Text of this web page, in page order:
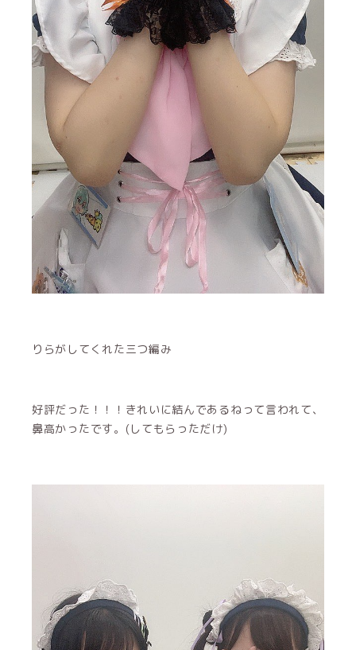
りらがしてくれた三つ編み
好評だった！！！きれいに結んであるねって言われて、
鼻高かったです。(してもらっただけ)